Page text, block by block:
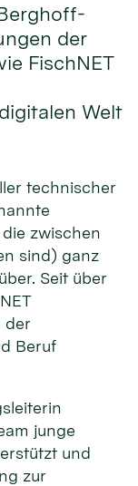
der
FischNET
Welt
technischer
zwischen
sind) ganz
Seit über
der
Beruf
junge
und
zur